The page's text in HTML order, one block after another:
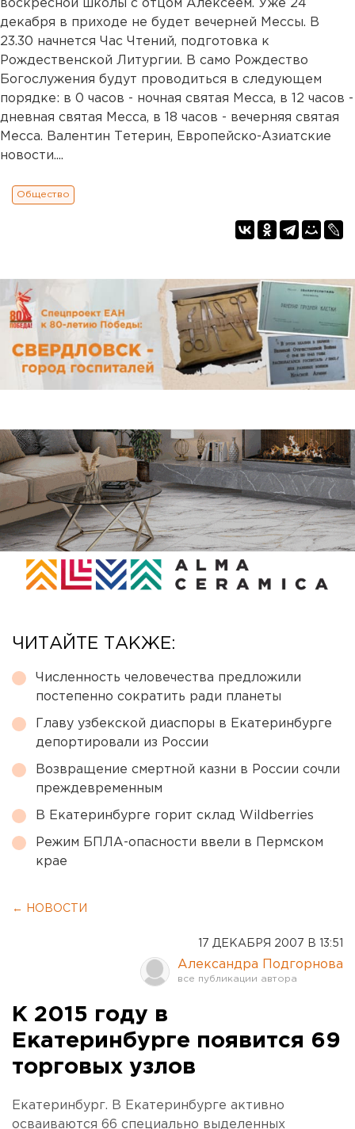
воскресной школы с отцом Алексеем. Уже 24
декабря в приходе не будет вечерней Мессы. В
23.30 начнется Час Чтений, подготовка к
Рождественской Литургии. В само Рождество
Богослужения будут проводиться в следующем
порядке: в 0 часов - ночная святая Месса, в 12 часов -
дневная святая Месса, в 18 часов - вечерняя святая
Месса. Валентин Тетерин, Европейско-Азиатские
новости....
Общество
ЧИТАЙТЕ ТАКЖЕ:
Численность человечества предложили
постепенно сократить ради планеты
Главу узбекской диаспоры в Екатеринбурге
депортировали из России
Возвращение смертной казни в России сочли
преждевременным
В Екатеринбурге горит склад Wildberries
Режим БПЛА-опасности ввели в Пермском
крае
← НОВОСТИ
17 ДЕКАБРЯ 2007 В 13:51
Александра Подгорнова
К 2015 году в
Екатеринбурге появится 69
торговых узлов
Екатеринбург. В Екатеринбурге активно
осваиваются 66 специально выделенных